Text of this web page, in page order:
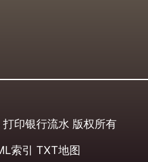
打印银行流水 版权所有
索引 TXT地图